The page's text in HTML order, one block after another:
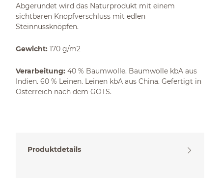
Abgerundet wird das Naturprodukt mit einem
sichtbaren Knopfverschluss mit edlen
Steinnussknöpfen.
Gewicht: 170 g/m2
Verarbeitung: 40 % Baumwolle. Baumwolle kbA aus
Indien. 60 % Leinen. Leinen kbA aus China. Gefertigt in
Österreich nach dem GOTS.
Produktdetails